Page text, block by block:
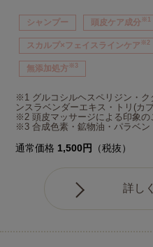
シャンプー 頭皮ケア成分※1
スカルプ×フェイスラインケア ※2
無添加処方※3
※1 グルコシルヘスペリジン・ク
ンスラベンダーエキス・トリ(カ
※2 頭皮マッサージによる印象の
※3 合成色素・鉱物油・パラベ
通常価格 1,500円 （税抜）
詳し